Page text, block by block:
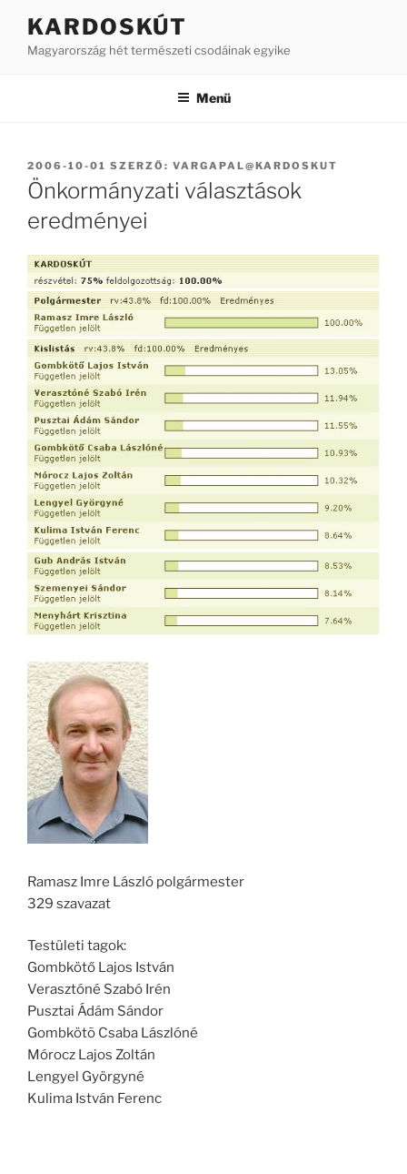
KARDOSKÚT
Magyarország hét természeti csodáinak egyike
Menü
BEKÜLDVE:
2006-10-01 SZERZŐ: VARGAPAL@KARDOSKUT
Önkormányzati választások
eredményei
Ramasz Imre László polgármester
329 szavazat
Testületi tagok:
Gombkötő Lajos István
Verasztóné Szabó Irén
Pusztai Ádám Sándor
Gombkötõ Csaba Lászlóné
Mórocz Lajos Zoltán
Lengyel Györgyné
Kulima István Ferenc